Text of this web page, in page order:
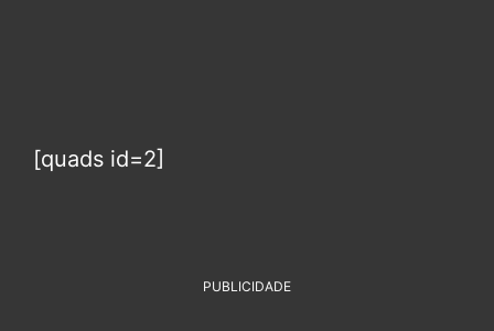
[quads id=2]
PUBLICIDADE